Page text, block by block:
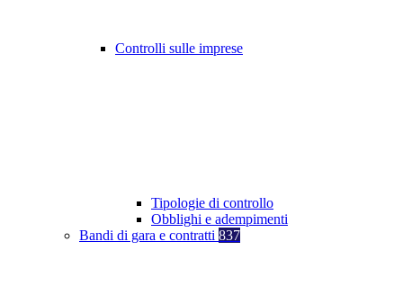
Controlli sulle imprese
Tipologie di controllo
Obblighi e adempimenti
Bandi di gara e contratti 837